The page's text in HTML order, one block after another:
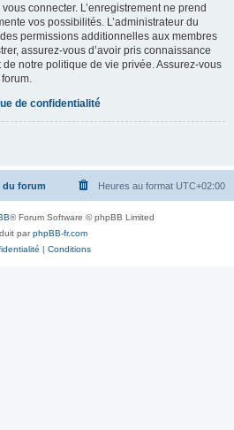
connecter. L’enregistrement ne prend
vos possibilités. L’administrateur du
permissions additionnelles aux membres
assurez-vous d’avoir pris connaissance
notre politique de vie privée. Assurez-vous
de confidentialité
du forum Heures au format UTC+02:00
® Forum Software © phpBB Limited
parphpBB-fr.com
| Conditions